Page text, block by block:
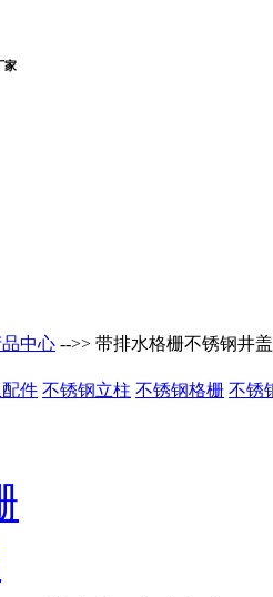
家
中心 -->> 带排水格栅不锈钢井盖
件 不锈钢立柱 不锈钢格栅 不锈